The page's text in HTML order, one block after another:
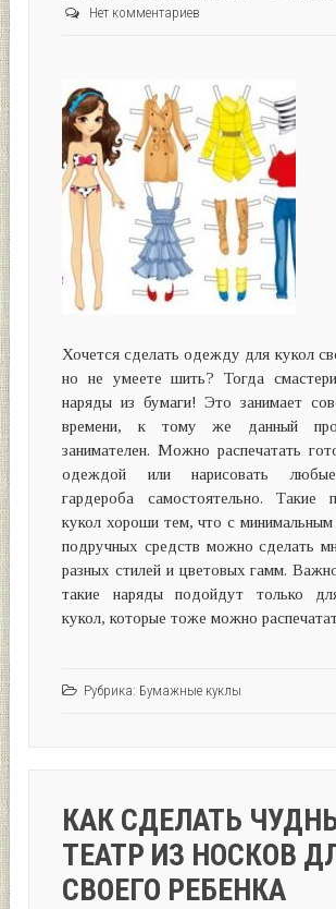
Нет комментариев
Хочется сделать одежду для кукол
но не умеете шить? Тогда
наряды из бумаги! Это занимает
времени, к тому же данный
занимателен. Можно распечатать
одеждой или нарисовать
гардероба самостоятельно. Такие
кукол хороши тем, что с минимальным
подручных средств можно сделать
разных стилей и цветовых гамм.
такие наряды подойдут только
кукол, которые тоже можно
Рубрика: Бумажные куклы
КАК СДЕЛАТЬ
ТЕАТР ИЗ НОСКОВ
СВОЕГО РЕБЕНКА